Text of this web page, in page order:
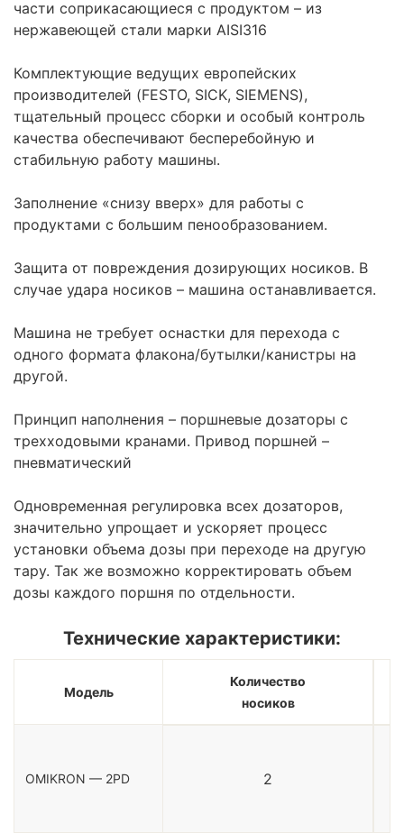
части соприкасающиеся с продуктом – из
нержавеющей стали марки AISI316
Комплектующие ведущих европейских
производителей (FESTO, SICK, SIEMENS),
тщательный процесс сборки и особый контроль
качества обеспечивают бесперебойную и
стабильную работу машины.
Заполнение «снизу вверх» для работы с
продуктами с большим пенообразованием.
Защита от повреждения дозирующих носиков. В
случае удара носиков – машина останавливается.
Машина не требует оснастки для перехода с
одного формата флакона/бутылки/канистры на
другой.
Принцип наполнения – поршневые дозаторы с
трехходовыми кранами. Привод поршней –
пневматический
Одновременная регулировка всех дозаторов,
значительно упрощает и ускоряет процесс
установки объема дозы при переходе на другую
тару. Так же возможно корректировать объем
дозы каждого поршня по отдельности.
Технические характеристики:
Модель
Количество
носиков
OMIKRON — 2PD 2